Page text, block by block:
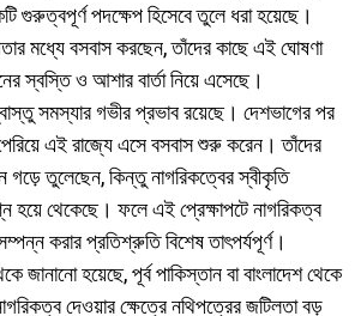
পদক্ষেপ হিসেবে তুলে ধরা হয়েছে।
মধ্যে বসবাস করছেন, তাঁদের কাছে এই ঘোষণা
স্বস্তি ও আশার বার্তা নিয়ে এসেছে।
সমস্যার গভীর প্রভাব রয়েছে। দেশভাগের পর
এই রাজ্যে এসে বসবাস শুরু করেন। তাঁদের
তুলেছেন, কিন্তু নাগরিকত্বের স্বীকৃতি
থেকেছে। ফলে এই প্রেক্ষাপটে নাগরিকত্ব
করার প্রতিশ্রুতি বিশেষ তাৎপর্যপূর্ণ।
জানানো হয়েছে, পূর্ব পাকিস্তান বা বাংলাদেশ থেকে
দেওয়ার ক্ষেত্রে নথিপত্রের জটিলতা বড়